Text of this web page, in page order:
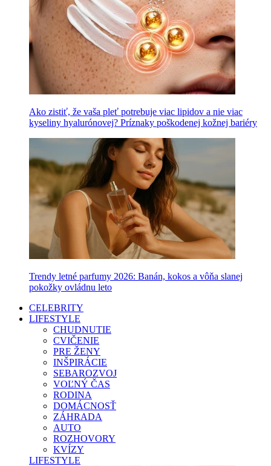
Ako zistiť, že vaša pleť potrebuje viac lipidov a nie viac
kyseliny hyalurónovej? Príznaky poškodenej kožnej bariéry
Trendy letné parfumy 2026: Banán, kokos a vôňa slanej
pokožky ovládnu leto
CELEBRITY
LIFESTYLE
CHUDNUTIE
CVIČENIE
PRE ŽENY
INŠPIRÁCIE
SEBAROZVOJ
VOĽNÝ ČAS
RODINA
DOMÁCNOSŤ
ZÁHRADA
AUTO
ROZHOVORY
KVÍZY
LIFESTYLE